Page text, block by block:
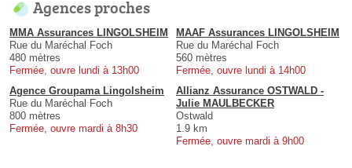
Agences proches
MMA Assurances LINGOLSHEIM
Rue du Maréchal Foch
480 mètres
Fermée, ouvre lundi à 13h00
MAAF Assurances LINGOLSHEIM
Rue du Maréchal Foch
560 mètres
Fermée, ouvre lundi à 14h00
Agence Groupama Lingolsheim
Rue du Maréchal Foch
800 mètres
Fermée, ouvre mardi à 8h30
Allianz Assurance OSTWALD -
Julie MAULBECKER
Ostwald
1.9 km
Fermée, ouvre mardi à 9h00